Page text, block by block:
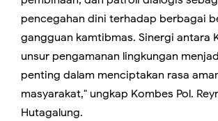
pencegahan dini terhadap berbagai
gangguan kamtibmas. Sinergi antara
unsur pengamanan lingkungan
penting dalam menciptakan rasa
masyarakat," ungkap Kombes Pol.
Hutagalung.